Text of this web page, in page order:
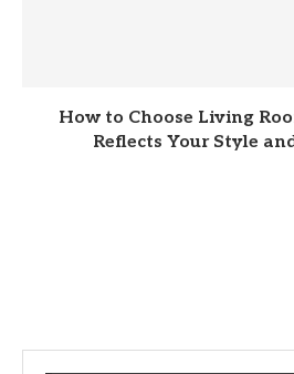
How to Choose Living
Reflects Your Style